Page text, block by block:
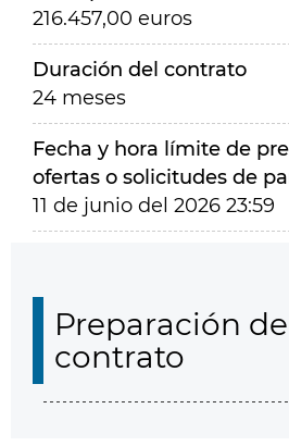
216.457,00 euros
Duración del contrato
24 meses
Fecha y hora límite de
ofertas o solicitudes de
11 de junio del 2026 23:59
Preparación
contrato